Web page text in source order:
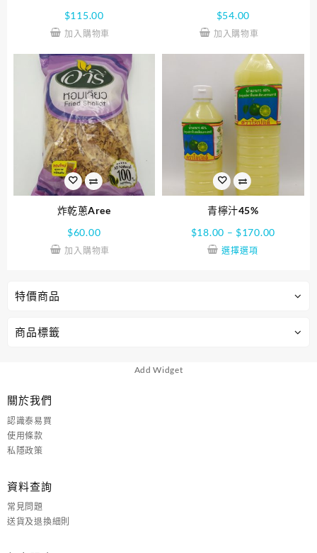
特價商品
商品標籤
$115.00
加入購物車
$54.00
加入購物車
炸乾蔥Aree
$60.00
加入購物車
青檸汁45%
$18.00 – $170.00
選擇選項
Add Widget
關於我們
認識泰易買
使用條款
私隱政策
資料查詢
常見問題
送貨及退換細則